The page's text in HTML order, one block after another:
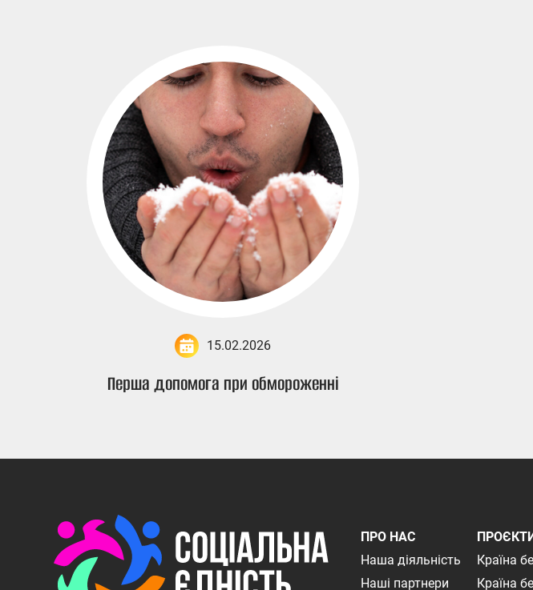
15.02.2026
Перша допомога при обмороженні
ПРО НАС
Наша діяльність
Наші партнери
Країна
Країна